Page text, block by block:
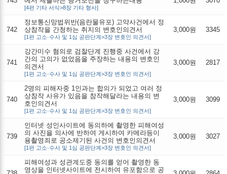
[4편 기타 서식>8장 기타 형사]
742
정보통신망법위반(음란물유포) 고약사건에서 정
상참작을 간청하는 취지의 변호인의견서
[1편 고소·수사 및 1심 공판단계>3장 변호인 의견서]
3,000원 3345
741
강간미수 혐의로 검찰단계 진행중 사건에서 강
간의 고의가 없었음을 주장하는 내용의 변호인
의견서
[1편 고소·수사 및 1심 공판단계>3장 변호인 의견서]
3,000원 2817
740
2명의 피해자중 1인과는 합의가 되었고 여러 정
상참작 사유가 있음을 참작해달라는 내용의 변
호인의견서
[1편 고소·수사 및 1심 공판단계>3장 변호인 의견서]
3,000원 3099
739
인터넷 성인사이트에 동의하에 촬영한 피해여성
의 사진을 의사에 반하여 게시하여 카메라등이
용촬영죄로 공소제기된 사건의 변호인의견서
[1편 고소·수사 및 1심 공판단계>3장 변호인 의견서]
3,000원 3027
피해여성과 성관계도중 동의를 얻어 촬영한 동
영상을 인터넷사이트에 전시하여 유포함으로 공